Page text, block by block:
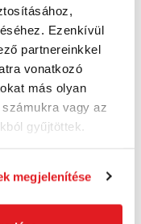
Ezenkívül
partnereinkkel
vonatkozó
más olyan
vagy az
gyűjtöttek.
megjelenítése
Kosárba